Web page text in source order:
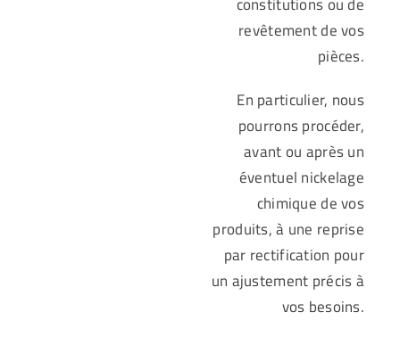
revêtement de vos
pièces.
En particulier, nous
pourrons procéder,
avant ou après un
éventuel nickelage
chimique de vos
produits, à une reprise
par rectification pour
un ajustement précis à
vos besoins.